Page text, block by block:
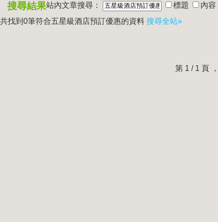
搜尋結果站內文章搜尋： 標題
內容
共找到0筆符合五星級酒店預訂優惠的資料 搜尋全站»
第 1 / 1